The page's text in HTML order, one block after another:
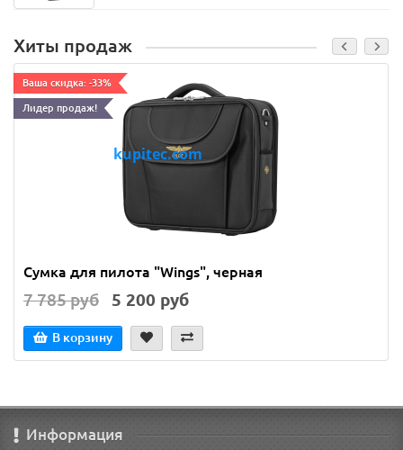
Хиты продаж
Ваша скидка: -33%
Лидер продаж!
Сумка для пилота "Wings", черная
7 785 руб 5 200 руб
В корзину
Информация